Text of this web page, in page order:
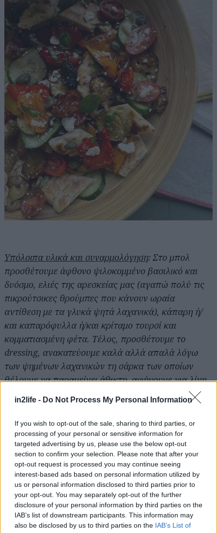
in2life - Do Not Process My Personal Information
If you wish to opt-out of the sale, sharing to third parties, or
processing of your personal or sensitive information for
targeted advertising by us, please use the below opt-out
section to confirm your selection. Please note that after your
opt-out request is processed you may continue seeing
interest-based ads based on personal information utilized by
us or personal information disclosed to third parties prior to
your opt-out. You may separately opt-out of the further
disclosure of your personal information by third parties on the
IAB’s list of downstream participants. This information may
also be disclosed by us to third parties on the IAB’s List of
Υπόλοιπα υλικά και συναρμολόγηση: Στο μπολ
προσθέτουμε άφθονο ψιλοκομμένο βασιλικό και
δυόσμο, ελιές της αρεσκείας μας (αγαπώ πολύ τις
πικρούτσικες θρούμπες που κάνουν ωραία
αντίθεση με τα γλυκά ψητά λαχανικά), κάπαρη ή/
και καπαρόφυλλα ή/και κρίταμο τουρσί και
κομματιασμένη φέτα. Τέλος, προσθέτουμε το
dressing, ανακατεύουμε καλά αλλά απαλά λόγω
των ψημένων λαχανικών τη σάρκα των οποίων
θέλουμε να παραμείνει άθικτη, αφήνουμε για λίγη
Αναζήτηση
για...